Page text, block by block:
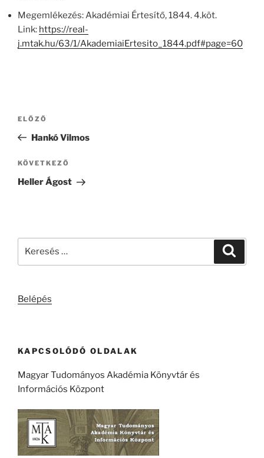
Megemlékezés: Akadémiai Értesítő, 1844. 4.köt.
Link: https://real-
j.mtak.hu/63/1/AkademiaiErtesito_1844.pdf#page=60
Bejegyzés
Korábbi
bejegyzés
ELŐZŐ
Hankó Vilmos
Következő
bejegyzés
KÖVETKEZŐ
Heller Ágost
Belépés
KAPCSOLÓDÓ OLDALAK
Magyar Tudományos Akadémia Könyvtár és
Információs Központ